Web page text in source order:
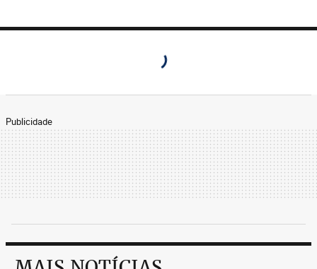
Publicidade